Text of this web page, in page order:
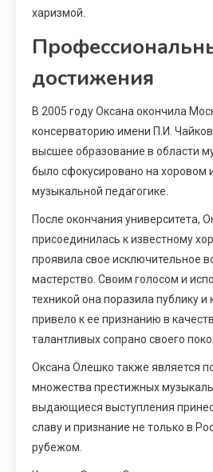
харизмой.
достижения
В 2005 году Оксана окончила
консерваторию имени П.И.
высшее образование в области
было сфокусировано на хоровом
музыкальной педагогике.
После окончания университета,
присоединилась к известному
проявила свое исключительное
мастерство. Своим голосом и
техникой она поразила публику и
привело к ее признанию в
талантливых сопрано своего
Оксана Олешко также является
множества престижных
выдающиеся выступления
славу и признание не только в
рубежом.